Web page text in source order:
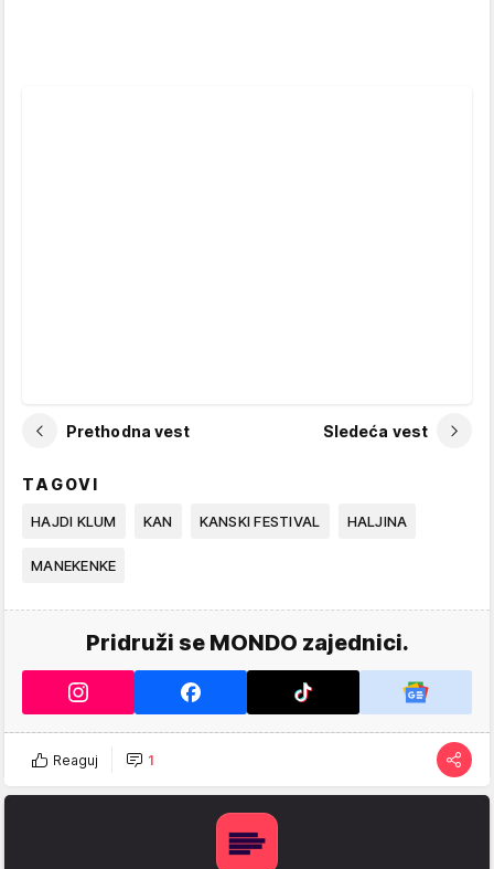
Prethodna vest Sledeća vest
TAGOVI
HAJDI KLUM KAN KANSKI FESTIVAL HALJINA
MANEKENKE
Pridruži se MONDO zajednici.
Reaguj 1